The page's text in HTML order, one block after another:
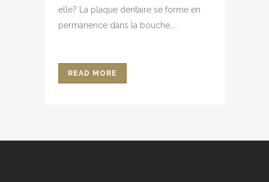
elle? La plaque dentaire se forme en
permanence dans la bouche,...
READ MORE